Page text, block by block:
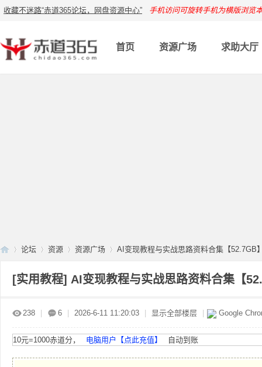
收藏不迷路“赤道365论坛，网盘资源中心” 手机访问可旋转手机为横版浏览
首页 资源广场 求助大厅
论坛 资源 资源广场 AI变现教程与实战思路资料合集【52.7GB
[实用教程] AI变现教程与实战思路资料合集【
238 6 2026-6-11 11:20:03 显示全部楼层 Google
10元=1000赤道分， 电脑用户【点此充值】 自动到账